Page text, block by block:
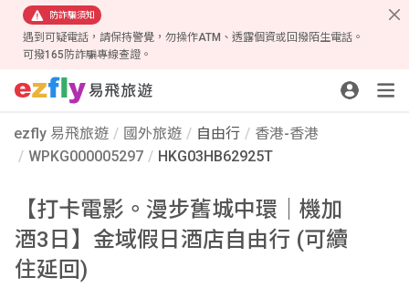
防詐騙須知
遇到可疑電話，請保持警覺，勿操作ATM、透露個資或回撥陌生電話。
可撥165防詐騙專線查證。
ezfly 易飛旅遊 國外旅遊 自由行
香港-香港
WPKG000005297
HKG03HB62925T
【打卡電影。漫步舊城中環│機加
酒3日】金域假日酒店自由行 (可續
住延回)